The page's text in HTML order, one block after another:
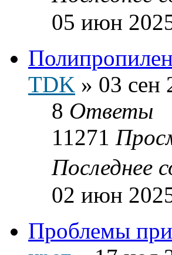
05 июн
TDK » 03 сен
8 Ответы
11271
Последнее
02 июн
Проблемы при